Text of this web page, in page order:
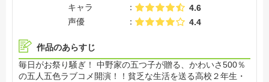
キャラ
4.6
声優
4.4
作品のあらすじ
毎日がお祭り騒ぎ！ 中野家の五つ子が贈る、かわいさ500％
の五人五色ラブコメ開演！！貧乏な生活を送る高校２年生・